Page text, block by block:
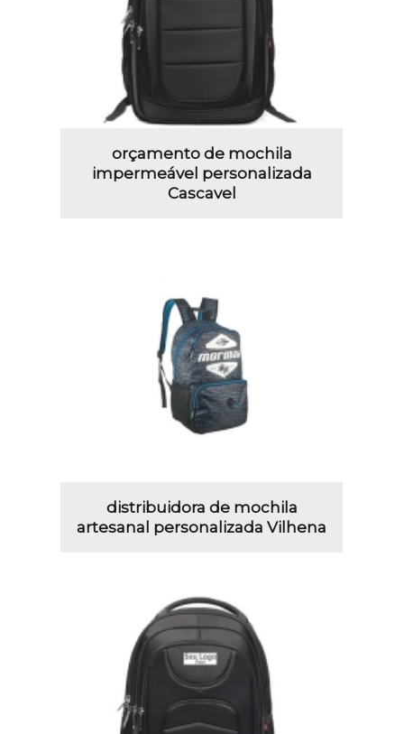
orçamento de mochila
impermeável personalizada
Cascavel
distribuidora de mochila
artesanal personalizada Vilhena